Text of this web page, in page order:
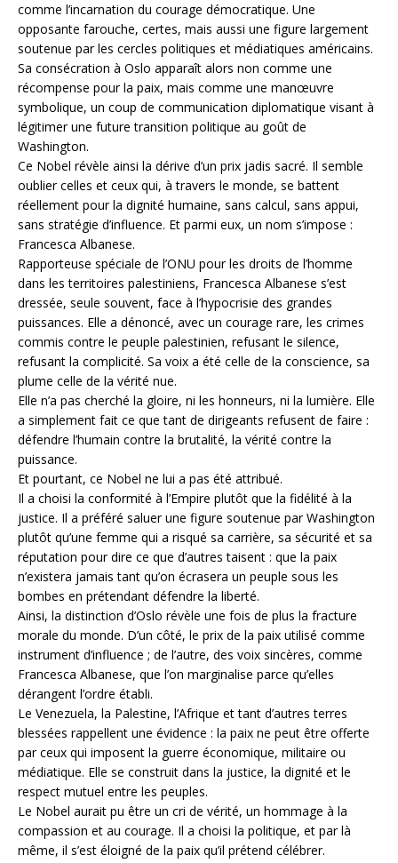
comme l’incarnation du courage démocratique. Une
opposante farouche, certes, mais aussi une figure largement
soutenue par les cercles politiques et médiatiques américains.
Sa consécration à Oslo apparaît alors non comme une
récompense pour la paix, mais comme une manœuvre
symbolique, un coup de communication diplomatique visant à
légitimer une future transition politique au goût de
Washington.
Ce Nobel révèle ainsi la dérive d’un prix jadis sacré. Il semble
oublier celles et ceux qui, à travers le monde, se battent
réellement pour la dignité humaine, sans calcul, sans appui,
sans stratégie d’influence. Et parmi eux, un nom s’impose :
Francesca Albanese.
Rapporteuse spéciale de l’ONU pour les droits de l’homme
dans les territoires palestiniens, Francesca Albanese s’est
dressée, seule souvent, face à l’hypocrisie des grandes
puissances. Elle a dénoncé, avec un courage rare, les crimes
commis contre le peuple palestinien, refusant le silence,
refusant la complicité. Sa voix a été celle de la conscience, sa
plume celle de la vérité nue.
Elle n’a pas cherché la gloire, ni les honneurs, ni la lumière. Elle
a simplement fait ce que tant de dirigeants refusent de faire :
défendre l’humain contre la brutalité, la vérité contre la
puissance.
Et pourtant, ce Nobel ne lui a pas été attribué.
Il a choisi la conformité à l’Empire plutôt que la fidélité à la
justice. Il a préféré saluer une figure soutenue par Washington
plutôt qu’une femme qui a risqué sa carrière, sa sécurité et sa
réputation pour dire ce que d’autres taisent : que la paix
n’existera jamais tant qu’on écrasera un peuple sous les
bombes en prétendant défendre la liberté.
Ainsi, la distinction d’Oslo révèle une fois de plus la fracture
morale du monde. D’un côté, le prix de la paix utilisé comme
instrument d’influence ; de l’autre, des voix sincères, comme
Francesca Albanese, que l’on marginalise parce qu’elles
dérangent l’ordre établi.
Le Venezuela, la Palestine, l’Afrique et tant d’autres terres
blessées rappellent une évidence : la paix ne peut être offerte
par ceux qui imposent la guerre économique, militaire ou
médiatique. Elle se construit dans la justice, la dignité et le
respect mutuel entre les peuples.
Le Nobel aurait pu être un cri de vérité, un hommage à la
compassion et au courage. Il a choisi la politique, et par là
même, il s’est éloigné de la paix qu’il prétend célébrer.